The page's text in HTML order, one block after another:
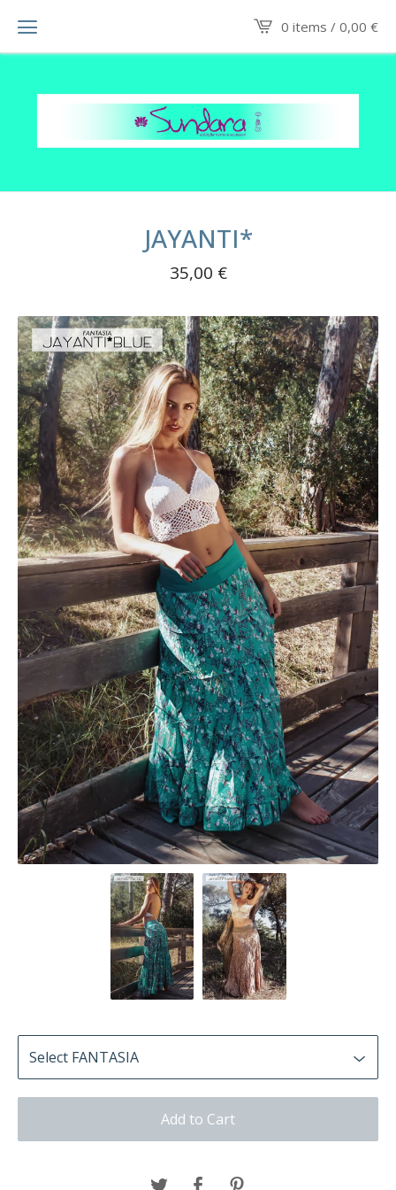
0 items / 0,00 €
JAYANTI*
35,00 €
Add to Cart